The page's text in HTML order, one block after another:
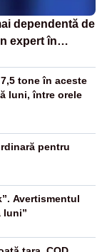
dependentă de
expert în
tone în aceste
luni, între orele
pentru
Avertismentul
luni”